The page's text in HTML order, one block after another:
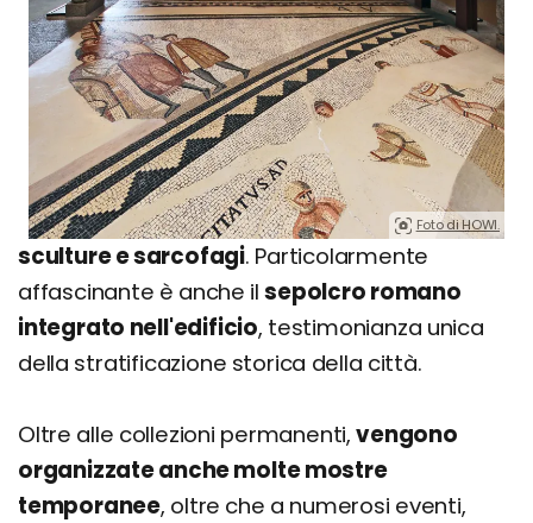
Foto di HOWI.
sculture e sarcofagi. Particolarmente
affascinante è anche ilsepolcro romano
integrato nell'edificio, testimonianza unica
della stratificazione storica della città.
Oltre alle collezioni permanenti,vengono
organizzate anche molte mostre
temporanee, oltre che a numerosi eventi,